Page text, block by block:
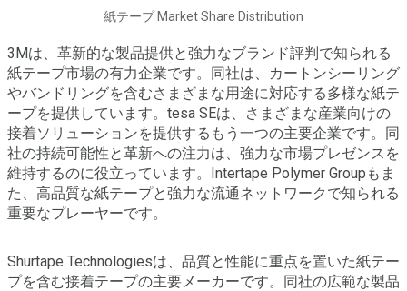
紙テープ Market Share Distribution
3Mは、革新的な製品提供と強力なブランド評判で知られる
紙テープ市場の有力企業です。同社は、カートンシーリング
やバンドリングを含むさまざまな用途に対応する多様な紙テ
ープを提供しています。tesa SEは、さまざまな産業向けの
接着ソリューションを提供するもう一つの主要企業です。同
社の持続可能性と革新への注力は、強力な市場プレゼンスを
維持するのに役立っています。Intertape Polymer Groupもま
た、高品質な紙テープと強力な流通ネットワークで知られる
重要なプレーヤーです。
Shurtape Technologiesは、品質と性能に重点を置いた紙テー
プを含む接着テープの主要メーカーです。同社の広範な製品